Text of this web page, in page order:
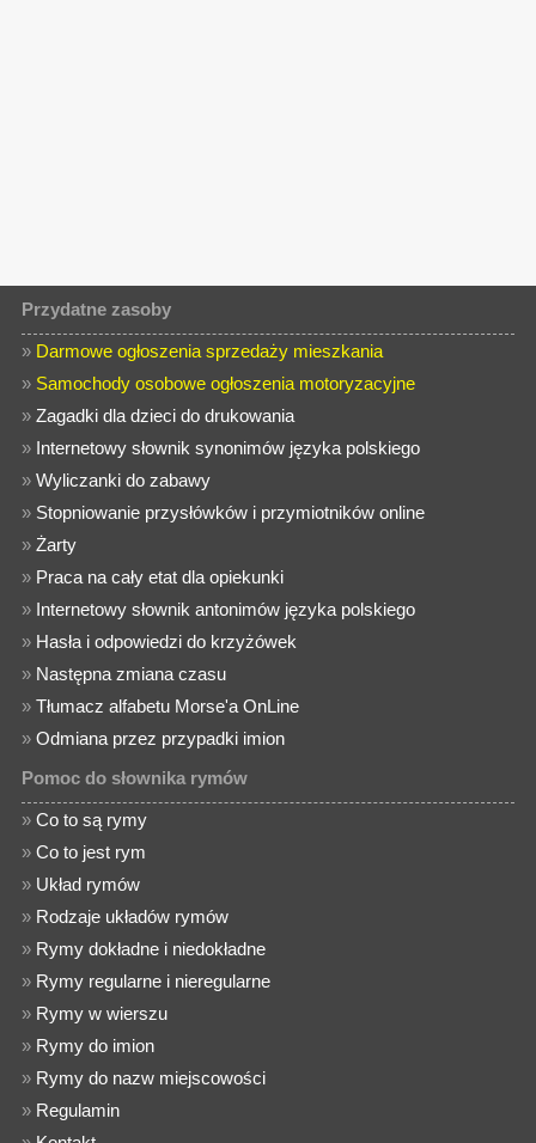
Przydatne zasoby
» Darmowe ogłoszenia sprzedaży mieszkania
» Samochody osobowe ogłoszenia motoryzacyjne
»Zagadki dla dzieci do drukowania
» Internetowy słownik synonimów języka polskiego
»Wyliczanki do zabawy
» Stopniowanie przysłówków i przymiotników online
»Żarty
» Praca na cały etat dla opiekunki
» Internetowy słownik antonimów języka polskiego
» Hasła i odpowiedzi do krzyżówek
» Następna zmiana czasu
»Tłumacz alfabetu Morse'a OnLine
»Odmiana przez przypadki imion
Pomoc do słownika rymów
»Co to są rymy
»Co to jest rym
» Układ rymów
» Rodzaje układów rymów
» Rymy dokładne i niedokładne
» Rymy regularne i nieregularne
» Rymy w wierszu
» Rymy do imion
» Rymy do nazw miejscowości
» Regulamin